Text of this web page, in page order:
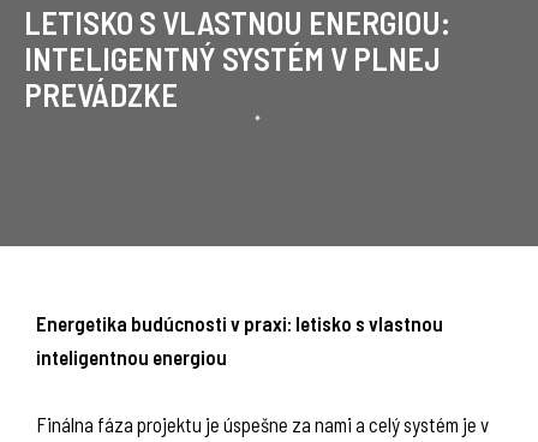
LETISKO S VLASTNOU ENERGIOU:
INTELIGENTNÝ SYSTÉM V PLNEJ
PREVÁDZKE
Energetika budúcnosti v praxi: letisko s vlastnou
inteligentnou energiou
Finálna fáza projektu je úspešne za nami a celý systém je v